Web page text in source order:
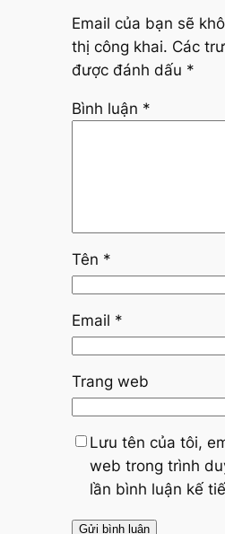
Email của bạn sẽ
thị công khai. Các
được đánh dấu *
Bình luận *
Tên *
Email *
Trang web
Lưu tên của tôi,
web trong trình
lần bình luận kế